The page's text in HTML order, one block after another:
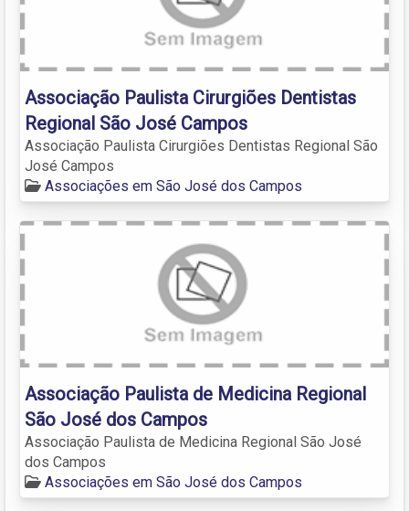
Associação Paulista Cirurgiões Dentistas
Regional São José Campos
Associação Paulista Cirurgiões Dentistas Regional São
José Campos
Associações em São José dos Campos
Associação Paulista de Medicina Regional
São José dos Campos
Associação Paulista de Medicina Regional São José
dos Campos
Associações em São José dos Campos